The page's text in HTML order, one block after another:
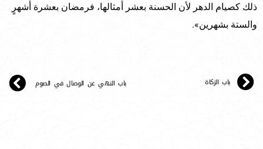
ذلك كصيام الدهر لأن الحسنة بعشر أمثالها، فرمضان بعشرة أشهرٍ
والستة بشهرين».
باب الزكاة باب النهي عن الوصال في الصوم